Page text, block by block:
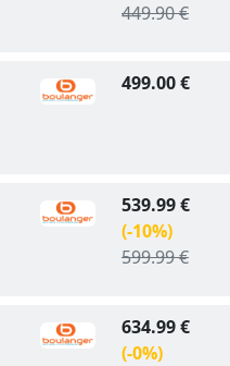
449.90 €
499.00 €
539.99 €
(-10%)
599.99 €
634.99 €
(-0%)